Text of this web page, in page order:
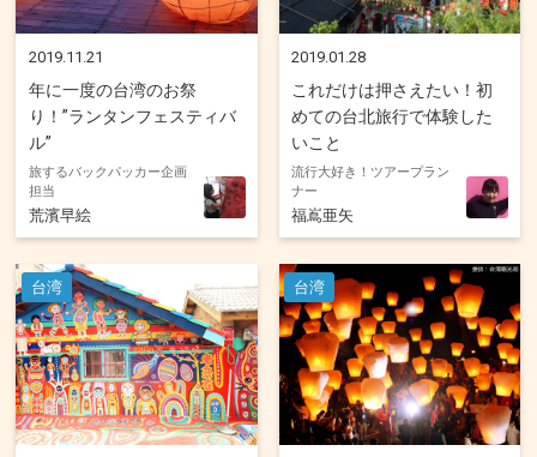
2019.11.21
年に一度の台湾のお祭
り！”ランタンフェスティバ
ル”
旅するバックパッカー企画
担当
荒濱早絵
2019.01.28
これだけは押さえたい！初
めての台北旅行で体験した
いこと
流行大好き！ツアープラン
ナー
福嶌亜矢
台湾 台湾